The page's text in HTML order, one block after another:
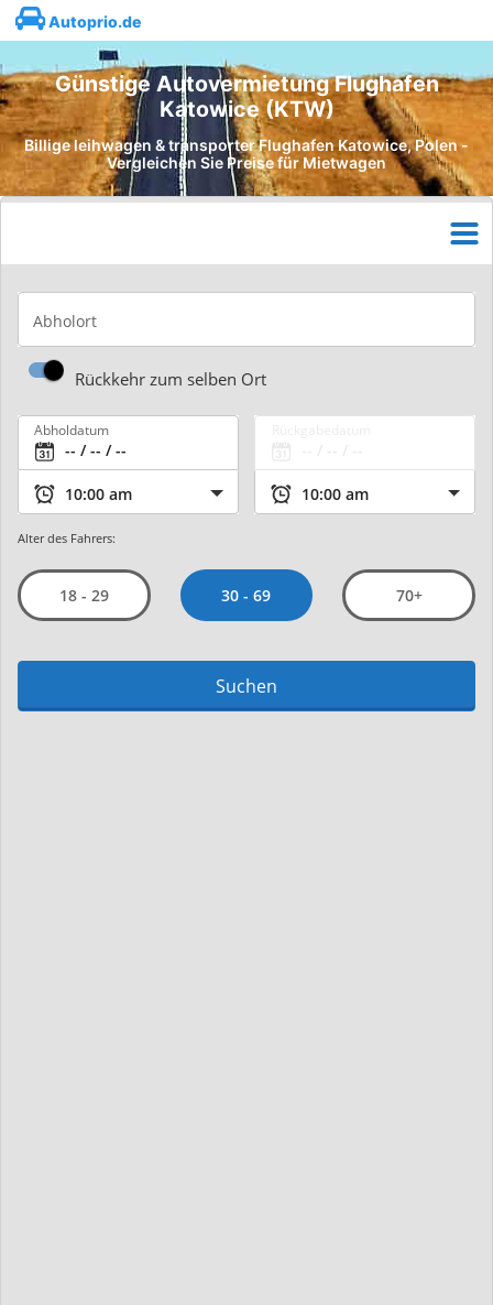
Autoprio.de
Günstige Autovermietung Flughafen
Katowice (KTW)
Billige leihwagen & transporter Flughafen Katowice, Polen -
Vergleichen Sie Preise für Mietwagen
Abholort
Rückkehr zum selben Ort
Abholdatum
Alter des Fahrers:
18 - 29 30 - 69 70+
Suchen